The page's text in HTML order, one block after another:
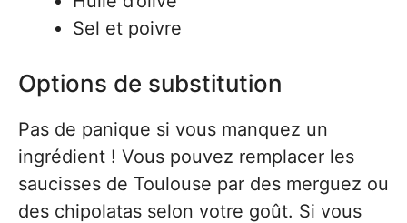
Sel et poivre
Options de substitution
Pas de panique si vous manquez un
ingrédient ! Vous pouvez remplacer les
saucisses de Toulouse par des merguez ou
des chipolatas selon votre goût. Si vous